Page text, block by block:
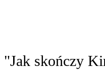
"Jak skończy